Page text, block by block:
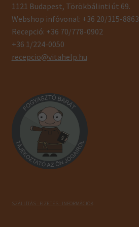
1121 Budapest, Törökbálinti út 69.
Webshop infóvonal: +36 20/315-8863
Recepció: +36 70/778-0902
+36 1/224-0050
recepcio@vitahelp.hu
SZÁLLÍTÁS - FIZETÉS - INFORMÁCIÓK